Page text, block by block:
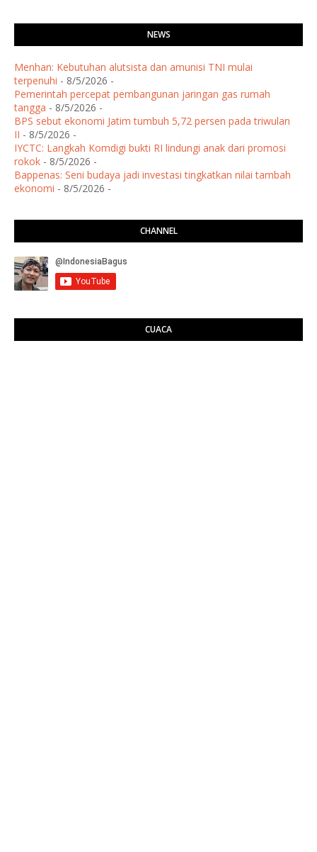
NEWS
Menhan: Kebutuhan alutsista dan amunisi TNI mulai
terpenuhi - 8/5/2026 -
Pemerintah percepat pembangunan jaringan gas rumah
tangga - 8/5/2026 -
BPS sebut ekonomi Jatim tumbuh 5,72 persen pada triwulan
II - 8/5/2026 -
IYCTC: Langkah Komdigi bukti RI lindungi anak dari promosi
rokok - 8/5/2026 -
Bappenas: Seni budaya jadi investasi tingkatkan nilai tambah
ekonomi - 8/5/2026 -
CHANNEL
CUACA